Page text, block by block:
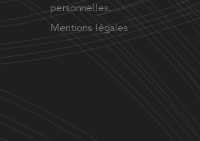
personnelles.
Mentions légales